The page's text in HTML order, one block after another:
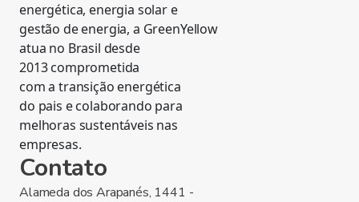
energética, energia solar e
gestão de energia, a GreenYellow
atua no Brasil desde
2013 comprometida
com a transição energética
do pais e colaborando para
melhoras sustentáveis nas
empresas.
Contato
Alameda dos Arapanés, 1441 -